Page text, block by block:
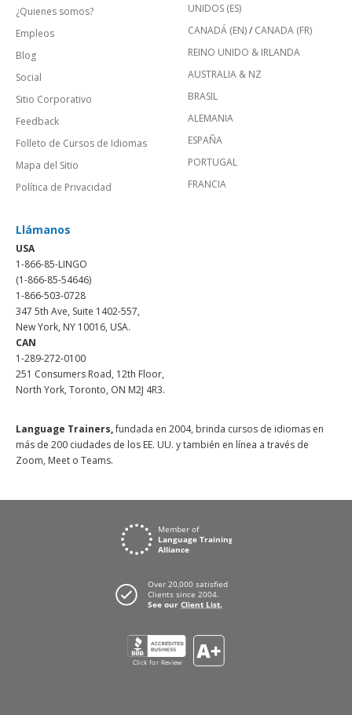
¿Quienes somos?
Empleos
Blog
Social
Sitio Corporativo
Feedback
Folleto de Cursos de Idiomas
Mapa del Sitio
Política de Privacidad
UNIDOS (ES)
CANADÁ (EN)/ CANADA (FR)
REINO UNIDO & IRLANDA
AUSTRALIA & NZ
BRASIL
ALEMANIA
ESPAÑA
PORTUGAL
FRANCIA
Llámanos
USA
1-866-85-LINGO
(1-866-85-54646)
1-866-503-0728
347 5th Ave, Suite 1402-557,
New York, NY 10016, USA.
CAN
1-289-272-0100
251 Consumers Road, 12th Floor,
North York, Toronto, ON M2J 4R3.
Language Trainers,fundada en 2004, brinda cursos de idiomas en
más de 200 ciudades de los EE. UU. y también en línea a través de
Zoom, Meet o Teams.